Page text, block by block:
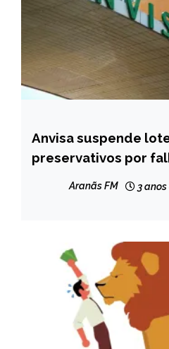
BRASIL
NOTÍCIAS
Anvisa suspende
preservativos por
Aranãs FM 3